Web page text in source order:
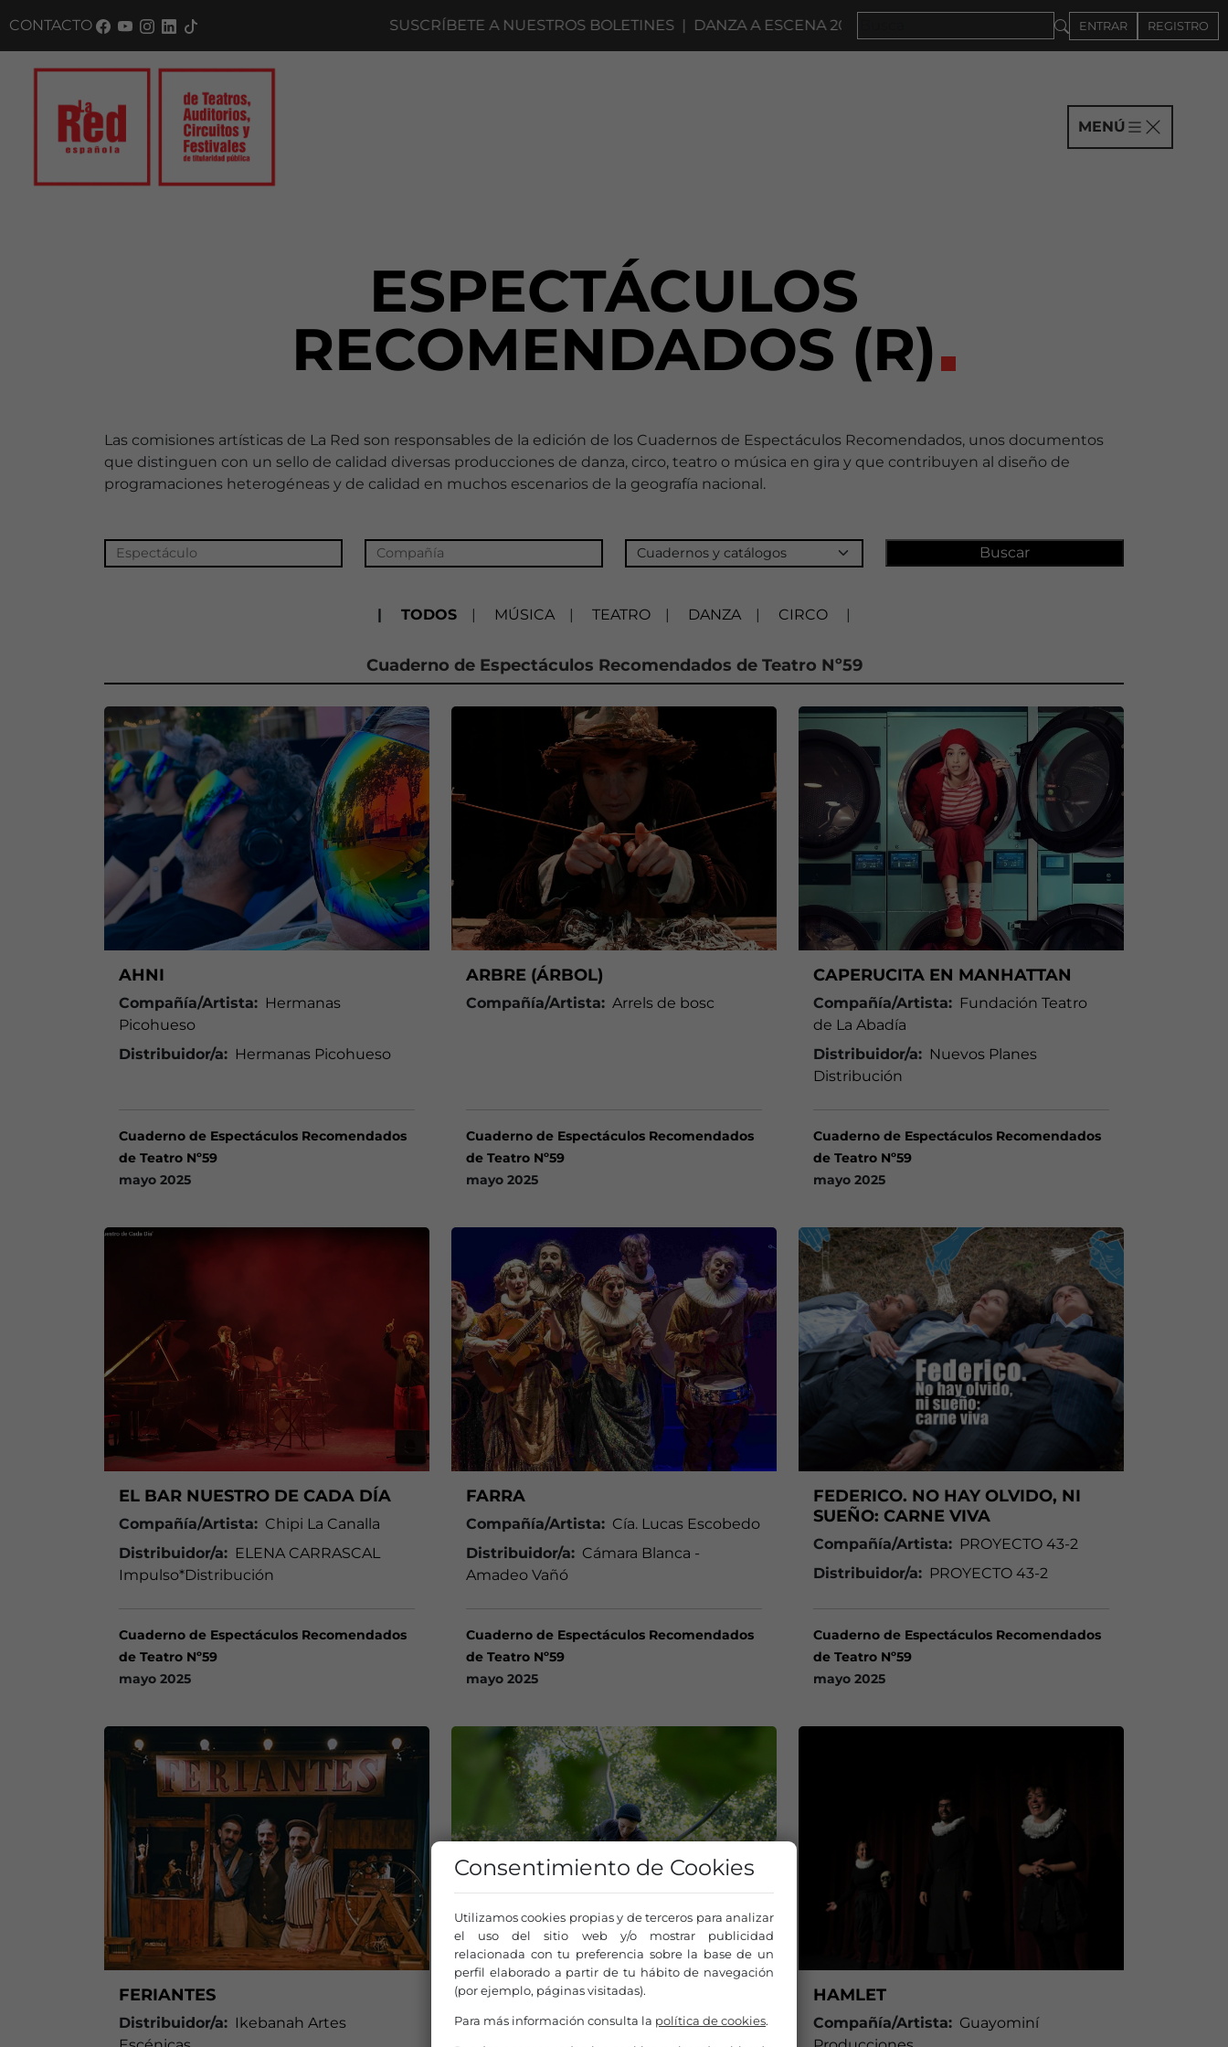
CONTACTO SUSCRÍBETE A NUESTROS BOLETINES|DANZA A ESCENA 2027 · CONVOCATORIA A COMPAÑÍAS HASTA EL 4DE SEPTIEMBRE
ENTRAR REGISTRO
MENÚ
ESPECTÁCULOS
RECOMENDADOS (R)
Las comisiones artísticas de La Red son responsables de la edición de los Cuadernos de Espectáculos Recomendados, unos documentos
que distinguen con un sello de calidad diversas producciones de danza, circo, teatro o música en gira y que contribuyen al diseño de
programaciones heterogéneas y de calidad en muchos escenarios de la geografía nacional.
TODOS MÚSICA TEATRO DANZA CIRCO
Cuaderno de Espectáculos Recomendados de Teatro Nº59
AHNI
Compañía/Artista: Hermanas
Picohueso
Distribuidor/a: Hermanas Picohueso
Cuaderno de Espectáculos Recomendados
de Teatro Nº59
mayo 2025
ARBRE (ÁRBOL)
Compañía/Artista: Arrels de bosc
Cuaderno de Espectáculos Recomendados
de Teatro Nº59
mayo 2025
CAPERUCITA EN MANHATTAN
Compañía/Artista: Fundación Teatro
de La Abadía
Distribuidor/a: Nuevos Planes
Distribución
Cuaderno de Espectáculos Recomendados
de Teatro Nº59
mayo 2025
EL BAR NUESTRO DE CADA DÍA
Compañía/Artista: Chipi La Canalla
Distribuidor/a: ELENA CARRASCAL
Impulso*Distribución
Cuaderno de Espectáculos Recomendados
de Teatro Nº59
mayo 2025
FARRA
Compañía/Artista: Cía. Lucas Escobedo
Distribuidor/a: Cámara Blanca -
Amadeo Vañó
Cuaderno de Espectáculos Recomendados
de Teatro Nº59
mayo 2025
FEDERICO. NO HAY OLVIDO, NI
SUEÑO: CARNE VIVA
Compañía/Artista: PROYECTO 43-2
Distribuidor/a: PROYECTO 43-2
Cuaderno de Espectáculos Recomendados
de Teatro Nº59
mayo 2025
FERIANTES
Distribuidor/a: Ikebanah Artes
FLEURIR LES ABÎMES
Compañía/Artista: Claire Ducreux
HAMLET
Compañía/Artista: Guayominí
Consentimiento de Cookies
Utilizamos cookies propias y de terceros para analizar
el uso del sitio web y/o mostrar publicidad
relacionada con tu preferencia sobre la base de un
perfil elaborado a partir de tu hábito de navegación
(por ejemplo, páginas visitadas).
Para más información consulta la política de cookies.